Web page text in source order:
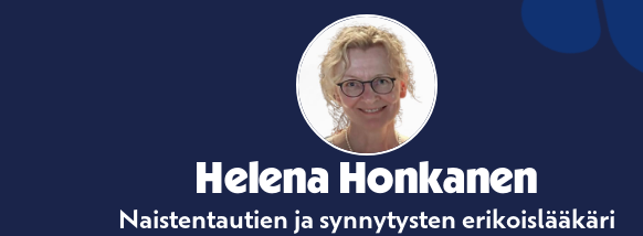
Helena Honkanen
Naistentautien ja synnytysten erikoislääkäri